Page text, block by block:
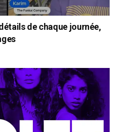
de chaque journée,